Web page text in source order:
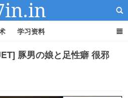
学习资料
豚男の娘と足性癖 很邪